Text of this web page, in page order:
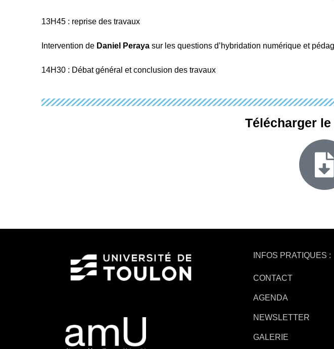
13H45 : reprise des travaux
Intervention de Daniel Peraya sur les questions d’hybridation numérique et
14H30 : Débat général et conclusion des travaux
Télécharger
INFOS PRATIQUES :
CONTACT
AGENDA
NEWSLETTER
GALERIE